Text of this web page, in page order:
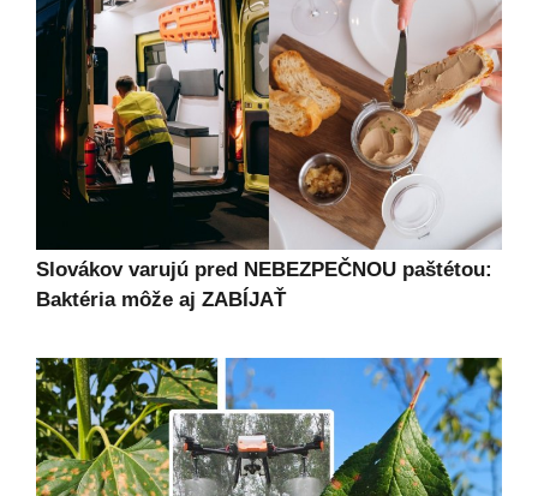
Slovákov varujú pred NEBEZPEČNOU paštétou:
Baktéria môže aj ZABÍJAŤ